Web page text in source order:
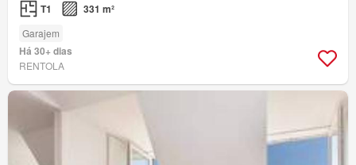
T1 331 m²
Garajem
Há 30+ dias
RENTOLA